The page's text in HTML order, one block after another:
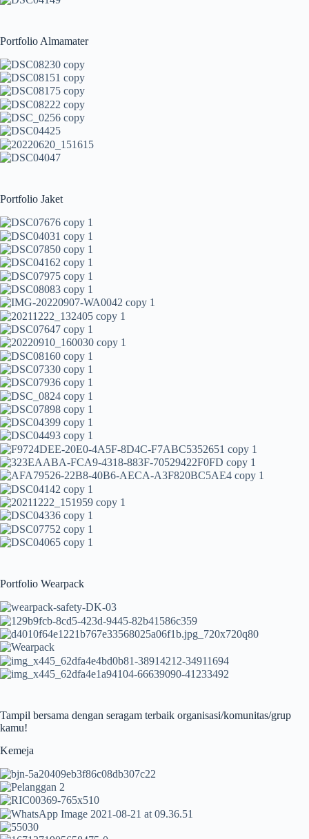
Portfolio Almamater
Portfolio Jaket
Portfolio Wearpack
Tampil bersama dengan seragam terbaik organisasi/komunitas/grup
kamu!
Kemeja